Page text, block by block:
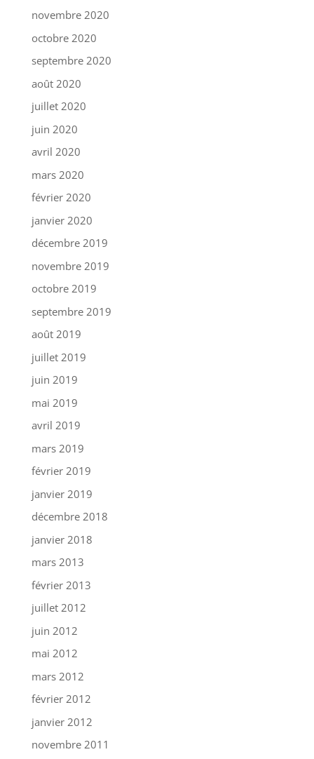
novembre 2020
octobre 2020
septembre 2020
août 2020
juillet 2020
juin 2020
avril 2020
mars 2020
février 2020
janvier 2020
décembre 2019
novembre 2019
octobre 2019
septembre 2019
août 2019
juillet 2019
juin 2019
mai 2019
avril 2019
mars 2019
février 2019
janvier 2019
décembre 2018
janvier 2018
mars 2013
février 2013
juillet 2012
juin 2012
mai 2012
mars 2012
février 2012
janvier 2012
novembre 2011